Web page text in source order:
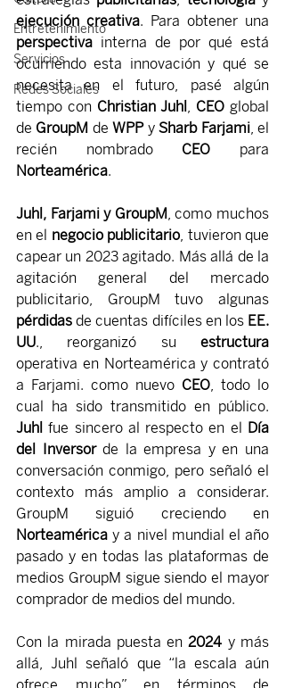
Entretenimiento
Servicios
Redes Sociales
ejecución creativa
perspectiva interna de por qué está
ocurriendo esta innovación y qué se
necesita en el futuro, pasé algún
tiempo con Christian Juhl CEO global
de GroupM de WPP y Sharb Farjami, el
recién nombrado CEO
Norteamérica.
Juhl, Farjami y GroupM , como muchos
en el negocio publicitario , tuvieron que
capear un 2023 agitado. Más allá de la
agitación general del mercado
pérdidas de cuentas difíciles en los EE.
UU., reorganizó su estructura
operativa en Norteamérica y contrató
a Farjami. como nuevo CEO , todo lo
Juhl fue sincero al respecto en el Día
del Inversor de la empresa y en una
conversación conmigo, pero señaló el
contexto más amplio a considerar.
Norteamérica y a nivel mundial el año
pasado y en todas las plataformas de
medios GroupM sigue siendo el mayor
comprador de medios del mundo.
Con la mirada puesta en 2024 y más
allá, Juhl señaló que “la escala aún